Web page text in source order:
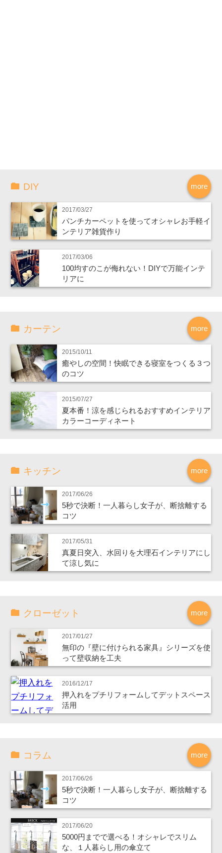
more
DIY
2017/03/27
パンチカーペットを使ってオシャレお手軽イ
ンテリア雑貨作り
2017/03/06
100均すのこが侮れない！DIYで万能インテ
リアに
more
カーテン
2015/10/11
癒やしの空間！快眠できる寝室をつくる３つ
のコツ
2015/07/27
夏本番！涼を感じられるおすすめインテリア
カラーコーディネート
more
キッチン
2017/06/26
5秒で決断！一人暮らし女子が、断捨離する
コツ
2017/05/31
真夏日突入、水回りを大理石インテリアにし
て涼し気に
more
クローゼット
2017/01/27
無印の『壁に付けられる家具』シリーズを使
って壁収納を工夫
2016/12/17
押入れをプチリフォームしてデットスペース
活用
more
コラム
2017/06/26
5秒で決断！一人暮らし女子が、断捨離する
コツ
2017/06/20
5000円までで選べる！オシャレでスリム
な、１人暮らし用の傘立て